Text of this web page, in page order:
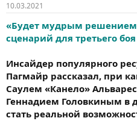
10.03.2021
«Будет мудрым
сценарий для третьего
Инсайдер популярного
Пагмайр рассказал, при
Саулем «Канело»
Геннадием Головкиным в
стать реальной